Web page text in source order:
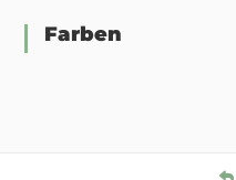
Farben